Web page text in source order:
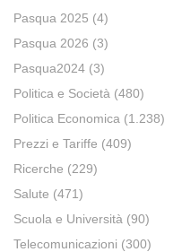
Pasqua 2025 (4)
Pasqua 2026 (3)
Pasqua2024 (3)
Politica e Società (480)
Politica Economica (1.238)
Prezzi e Tariffe (409)
Ricerche (229)
Salute (471)
Scuola e Università (90)
Telecomunicazioni (300)